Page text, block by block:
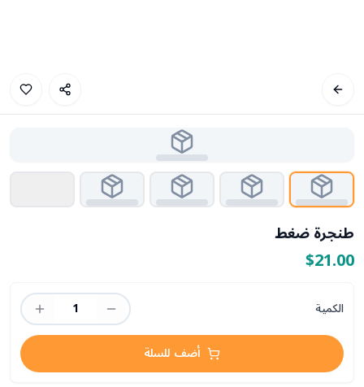
طنجرة ضغط
$21.00
الكمية
1
أضف للسلة